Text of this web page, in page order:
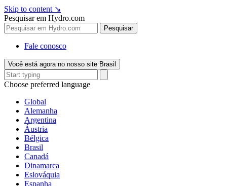
Skip to content ↘
Pesquisar em Hydro.com
Pesquisar
Fale conosco
Você está agora no nosso site Brasil
Choose preferred language
Global
Alemanha
Argentina
Áustria
Bélgica
Brasil
Canadá
Dinamarca
Eslováquia
Espanha